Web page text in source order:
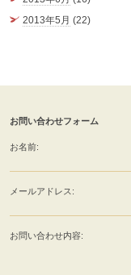
2013年5月 (22)
お問い合わせフォーム
お名前:
メールアドレス:
お問い合わせ内容: